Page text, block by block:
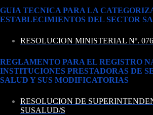
GUIA TECNICA PARA LA
ESTABLECIMIENTOS DEL SECTOR
RESOLUCION MINISTERIAL Nº.
REGLAMENTO PARA EL REGISTRO
INSTITUCIONES PRESTADORAS DE
SALUD Y SUS MODIFICATORIAS
RESOLUCION DE
SUSALUD/S